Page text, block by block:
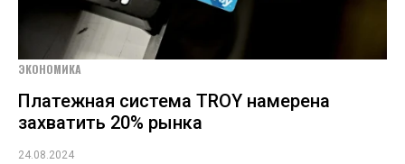
ЭКОНОМИКА
Платежная система TROY намерена
захватить 20% рынка
24.08.2024